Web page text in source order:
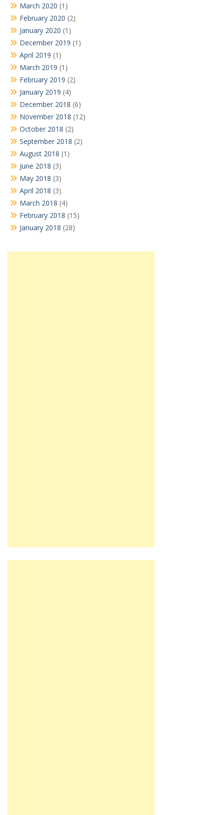
March 2020 (1)
February 2020 (2)
January 2020 (1)
December 2019 (1)
April 2019 (1)
March 2019 (1)
February 2019 (2)
January 2019 (4)
December 2018 (6)
November 2018 (12)
October 2018 (2)
September 2018 (2)
August 2018 (1)
June 2018 (3)
May 2018 (3)
April 2018 (3)
March 2018 (4)
February 2018 (15)
January 2018 (28)